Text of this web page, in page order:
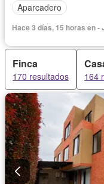
Aparcadero
Hace 3 días, 15 horas en -
Finca
170 resultados 164